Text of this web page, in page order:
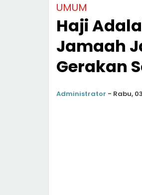
UMUM
Haji
Jamaah
Gerakan
Administrator - Rabu,